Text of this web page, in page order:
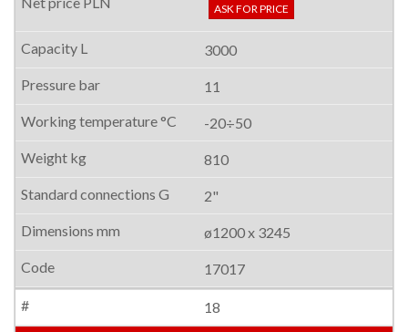
ASK FOR PRICE
3000
11
-20÷50
810
2"
ø1200 x 3245
17017
18